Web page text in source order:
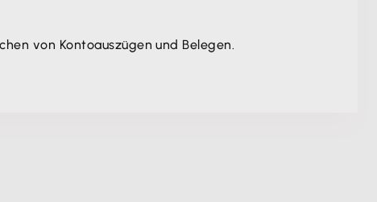
von Kontoauszügen und Belegen.